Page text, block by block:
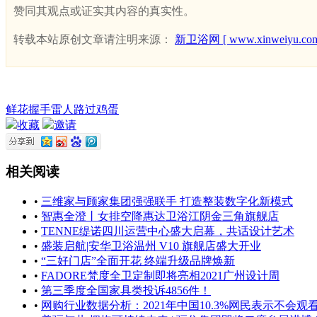
赞同其观点或证实其内容的真实性。
转载本站原创文章请注明来源： 新卫浴网 [
鲜花握手雷人 路过鸡蛋
收藏
邀请
相关阅读
• 三维家与顾家集团强强联手 打造整装数字化新模式
• 智惠全澄丨女排空降惠达卫浴江阴金三角旗舰店
• TENNE缇诺四川运营中心盛大启幕，共话设计艺术
• 盛装启航|安华卫浴温州 V10 旗舰店盛大开业
• “三好门店”全面开花 终端升级品牌焕新
• FADORE梵度全卫定制即将亮相2021广州设计周
• 第三季度全国家具类投诉4856件！
• 网购行业数据分析：2021年中国10.3%网民表示不会观